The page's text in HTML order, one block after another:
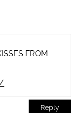
FROM
Reply